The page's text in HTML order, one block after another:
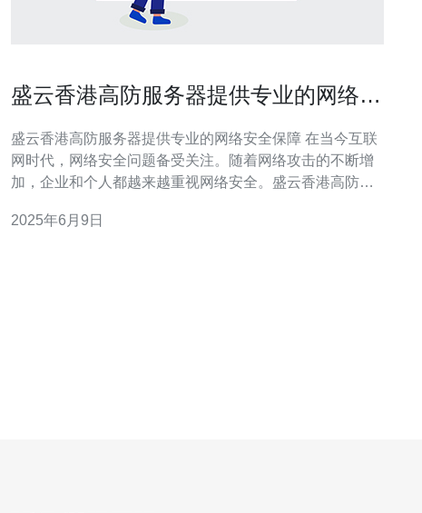
盛云香港高防服务器提供专业的网络安
盛云香港高防服务器提供专业的网络安全保障 在当今互联
网时代，网络安全问题备受关注。随着网络攻击的不断增
加，企业和个人都越来越重视网络安全。盛云香港高防服
提供高品质的网络安全保障。 高防服务器是为了抵御各种
2025年6月9日